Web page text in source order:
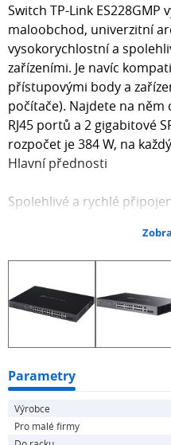
Switch TP-Link
maloobchod, univerzitní
vysokorychlostní a
zařízeními. Je navíc
přístupovými body a
počítače). Najdete na něm
RJ45 portů a 2 gigabitové
rozpočet je 384 W, na
Hlavní přednosti
Spolehlivé a rychlé
Centralizovaná cloudová
Snadná instalace Plug-
Kompatibilita s IP
IGMP Snooping pro
Funkce pro spolehlivé
Switch má odolné kovové
do racku. Umožňuje
m. Zařízení podporuje
izolaci portů pro
Parametry
Výrobce
Pro malé firmy